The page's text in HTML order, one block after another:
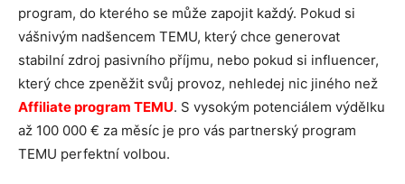
program, do kterého se může zapojit každý. Pokud si
vášnivým nadšencem TEMU, který chce generovat
stabilní zdroj pasivního příjmu, nebo pokud si influencer,
který chce zpeněžit svůj provoz, nehledej nic jiného než
Affiliate program TEMU. S vysokým potenciálem výdělku
až 100 000 € za měsíc je pro vás partnerský program
TEMU perfektní volbou.